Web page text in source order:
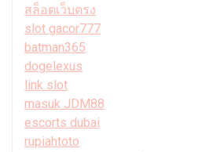
สล็อตเว็บตรง
slot gacor777
batman365
dogelexus
link slot
masuk JDM88
escorts dubai
rupiahtoto